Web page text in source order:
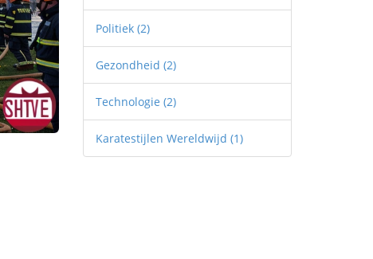
Politiek (2)
Gezondheid (2)
Technologie (2)
Karatestijlen Wereldwijd (1)